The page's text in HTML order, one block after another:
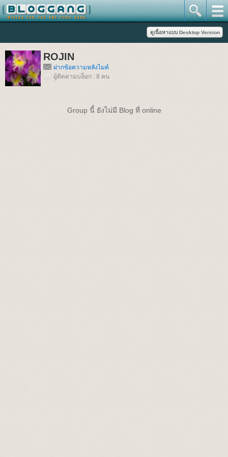
ROJIN
ฝากข้อความหลังไมค์
ผู้ติดตามบล็อก : 8 คน
Group นี้ ยังไม่มี Blog ที่ online